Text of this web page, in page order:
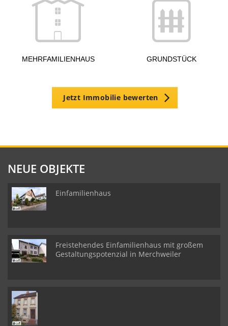
MEHRFAMILIENHAUS GRUNDSTÜCK
Jetzt Immobilie bewerten
NEUE OBJEKTE
Einfamilienhaus
Freistehendes Einfamilienhaus mit großem
Gestaltungspotenzial in Merchweiler